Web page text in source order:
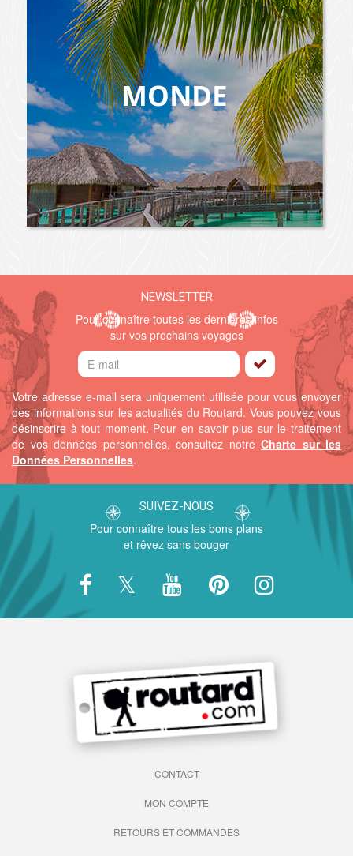
NEWSLETTER
Pour connaître toutes les dernières infos
sur vos prochains voyages
Votre adresse e-mail sera uniquement utilisée pour vous envoyer
des informations sur les actualités du Routard. Vous pouvez vous
désinscrire à tout moment. Pour en savoir plus sur le traitement
de vos données personnelles, consultez notre Charte sur les
Données Personnelles.
SUIVEZ-NOUS
Pour connaître tous les bons plans
et rêvez sans bouger
CONTACT
MON COMPTE
RETOURS ET COMMANDES